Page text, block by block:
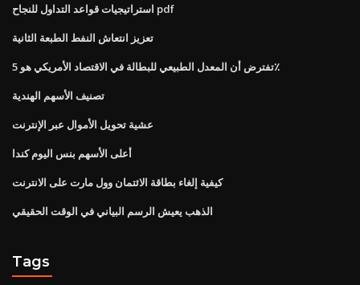
استراتيجيات قواعد التداول للنجاح pdf
تعزيز انتعاش النفط الطبعة الثانية
تفترض أن المعدل الطبيعي للبطالة في الاقتصاد الأمريكي هو 5٪
تصنيف الأسهم الهندية
عشية تحويل الأموال عبر الإنترنت
أعلى الأسهم بنس اليوم كندا
كيفية إلغاء بطاقة الائتمان وول مارت على الانترنت
الذهب يعيش الرسم البياني في الوقت الحقيقي
Tags